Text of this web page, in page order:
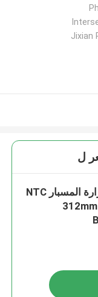
Jixian
ل
مستشعر درجة حرارة المسبار NTC